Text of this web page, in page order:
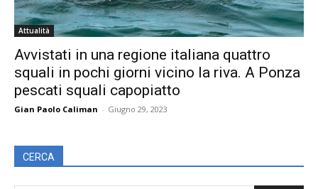
Attualità
Avvistati in una regione italiana quattro
squali in pochi giorni vicino la riva. A Ponza
pescati squali capopiatto
Gian Paolo Caliman - Giugno 29, 2023
CERCA